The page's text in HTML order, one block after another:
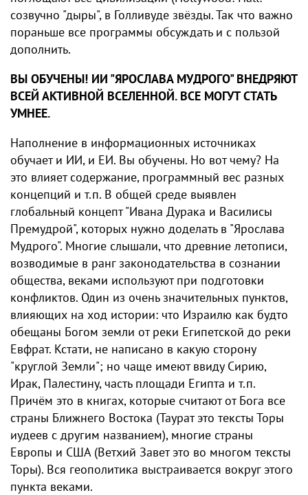
созвучно "дыры", в Голливуде звёзды. Так что важно
пораньше все программы обсуждать и с пользой
дополнить.
ВЫ ОБУЧЕНЫ! ИИ "ЯРОСЛАВА МУДРОГО" ВНЕДРЯЮТ
ВСЕЙ АКТИВНОЙ ВСЕЛЕННОЙ. ВСЕ МОГУТ СТАТЬ
УМНЕЕ.
Наполнение в информационных источниках
обучает и ИИ, и ЕИ. Вы обучены. Но вот чему? На
это влияет содержание, программный ​вес разных
концепций и т.п. В общей среде выявлен
глобальный концепт "Ивана Дурака и Василисы
Премудрой", которых нужно доделать в "Ярослава
Мудрого". Многие слышали, что древние летописи,
возводимые в ранг законодательства в сознании
общества, веками используют при подготовки
конфликтов. Один из очень значительных пунктов,
влияющих ​на ход истории: что Израилю как будто
обещаны Богом земли от реки Египетской до реки
Евфрат. Кстати, не написано в какую сторону
"круглой Земли"; но чаще имеют ввиду Сирию,
Ирак, Палестину, часть площади Египта и т.п.
Причëм это в книгах, которые считают от Бога все
страны Ближнего Востока (Таурат это тексты Торы
иудеев с другим названием), многие страны
Европы и США (Ветхий Завет это во многом тексты
Торы). Вся геополитика выстраивается вокруг этого
пункта веками.